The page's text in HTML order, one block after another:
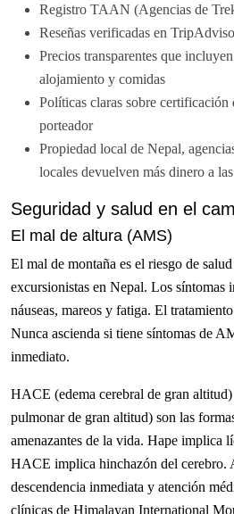
Registro TAAN (Agencias de
Reseñas verificadas en
Precios transparentes que
alojamiento y comidas
Políticas claras sobre certificación
porteador
Propiedad local de Nepal,
locales devuelven más dinero a
Seguridad y salud en el
El mal de altura (AMS)
El mal de montaña es el riesgo de
excursionistas en Nepal. Los síntomas
náuseas, mareos y fatiga. El
Nunca ascienda si tiene síntomas de
inmediato.
HACE (edema cerebral de gran
pulmonar de gran altitud) son las
amenazantes de la vida. Hape implica
HACE implica hinchazón del cerebro.
descendencia inmediata y atención
clínicas de Himalayan International